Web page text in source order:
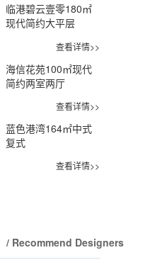
临港碧云壹零180㎡
现代简约大平层
查看详情>>
海信花苑100㎡现代
简约两室两厅
查看详情>>
蓝色港湾164㎡中式
复式
查看详情>>
/ Recommend Designers